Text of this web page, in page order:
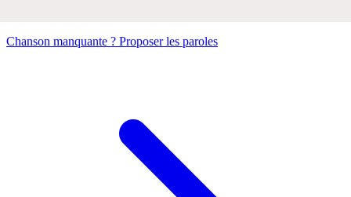
Chanson manquante ? Proposer les paroles